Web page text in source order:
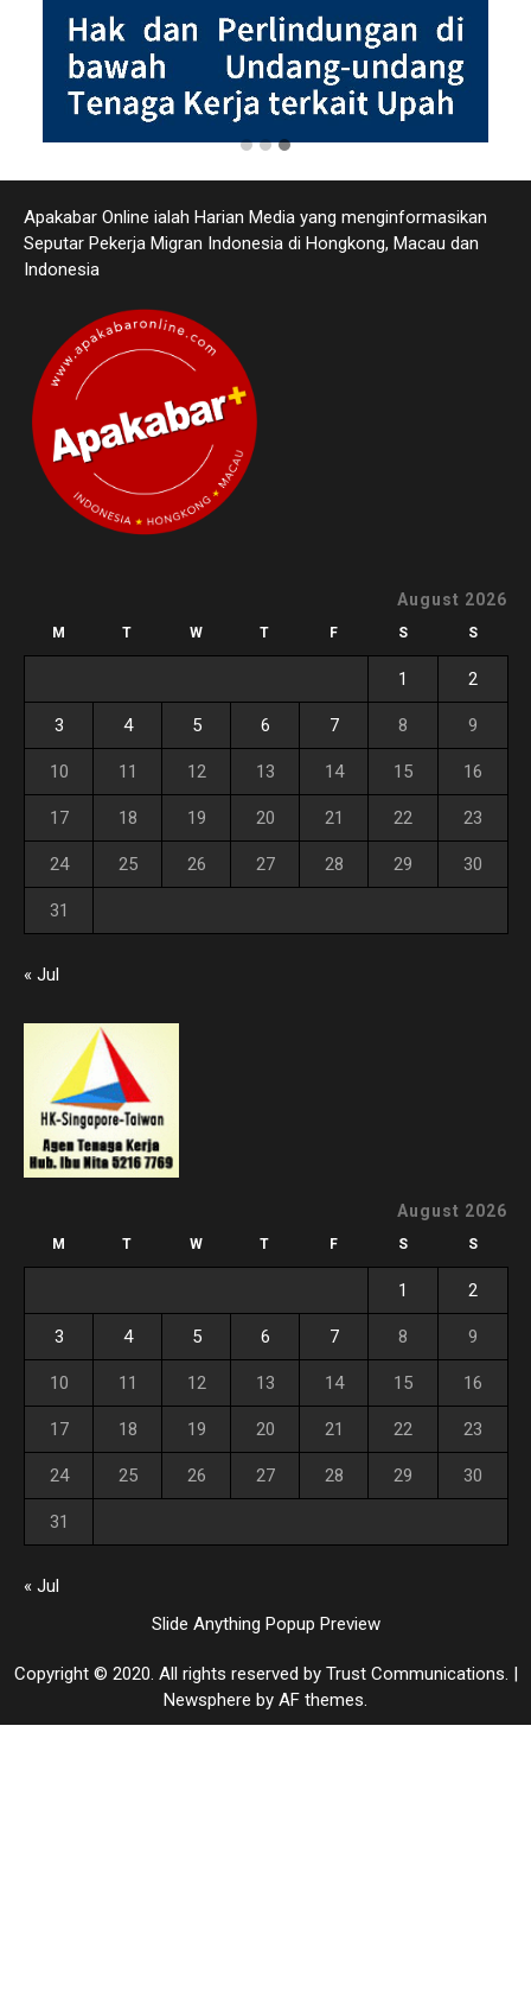
Apakabar Online ialah Harian Media yang menginformasikan
Seputar Pekerja Migran Indonesia di Hongkong, Macau dan
Indonesia
August 2026
M T W T F S S
1 2
3 4 5 6 7 8 9
10 11 12 13 14 15 16
17 18 19 20 21 22 23
24 25 26 27 28 29 30
31
« Jul
August 2026
M T W T F S S
1 2
3 4 5 6 7 8 9
10 11 12 13 14 15 16
17 18 19 20 21 22 23
24 25 26 27 28 29 30
31
« Jul
Slide Anything Popup Preview
Copyright © 2020. All rights reserved by Trust Communications. |
Newsphere by AF themes.